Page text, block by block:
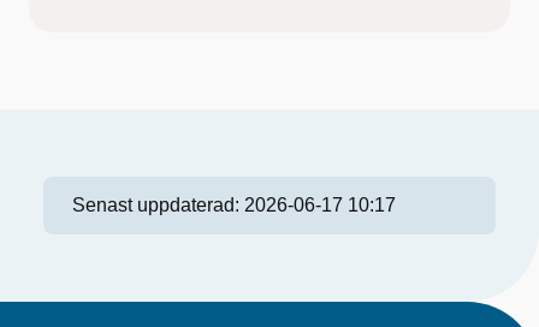
Senast uppdaterad: 2026-06-17 10:17